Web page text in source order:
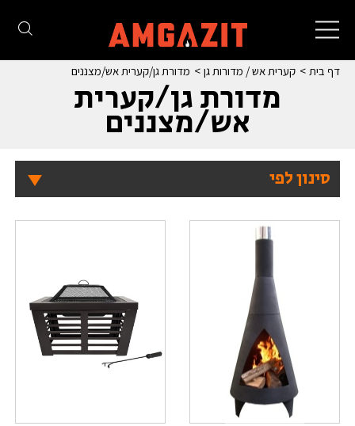
Toggle
navigation
דף בית קערית אש / מדורות גן מדורת גן/קערית אש/מצננים
מדורת גן/קערית
אש/מצננים
סינון לפי